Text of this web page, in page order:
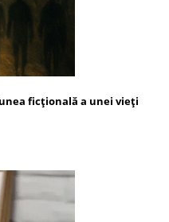
ficțională a unei vieți